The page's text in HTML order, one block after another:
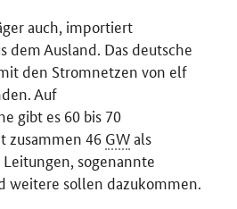
auch, importiert
dem Ausland. Das deutsche
den Stromnetzen von elf
Auf
gibt es 60 bis 70
zusammen 46 GWals
sogenannte
weitere sollen dazukommen.